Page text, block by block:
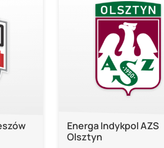
Energa Indykpol AZS
Olsztyn